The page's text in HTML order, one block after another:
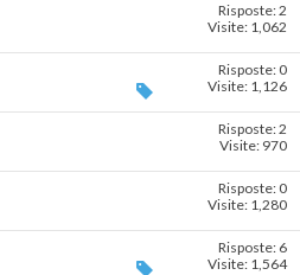
Risposte: 2
Visite: 1,062
Risposte: 0
Visite: 1,126
Risposte: 2
Visite: 970
Risposte: 0
Visite: 1,280
Risposte: 6
Visite: 1,564